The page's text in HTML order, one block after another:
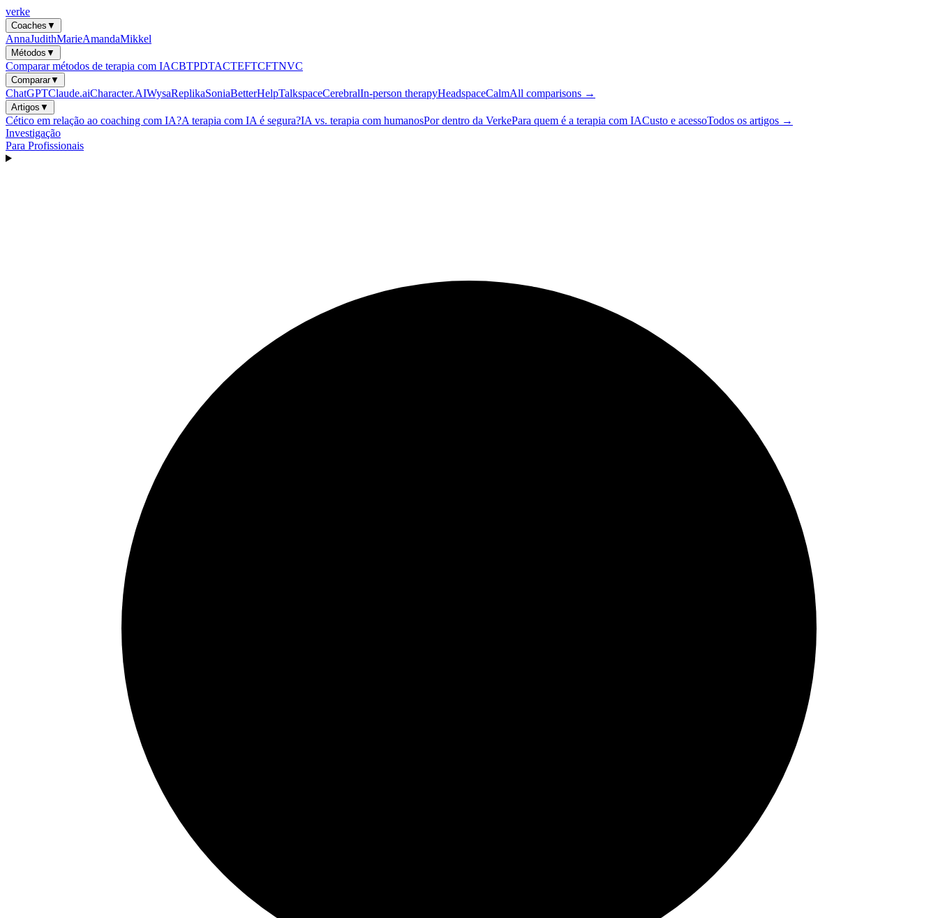
verke
Coaches ▼
AnnaJudithMarieAmandaMikkel
Métodos ▼
Comparar métodos de terapia com IACBTPDTACTEFTCFTNVC
Comparar▼
ChatGPTClaude.aiCharacter.AIWysaReplikaSoniaBetterHelpTalkspaceCerebralIn-person therapyHeadspaceCalmAll comparisons →
Artigos ▼
Cético em relação ao coaching com IA?A terapia com IA é segura?IA vs. terapia com humanosPor dentro da VerkePara quem é a terapia com IACusto e acessoTodos os artigos →
Investigação
Para Profissionais